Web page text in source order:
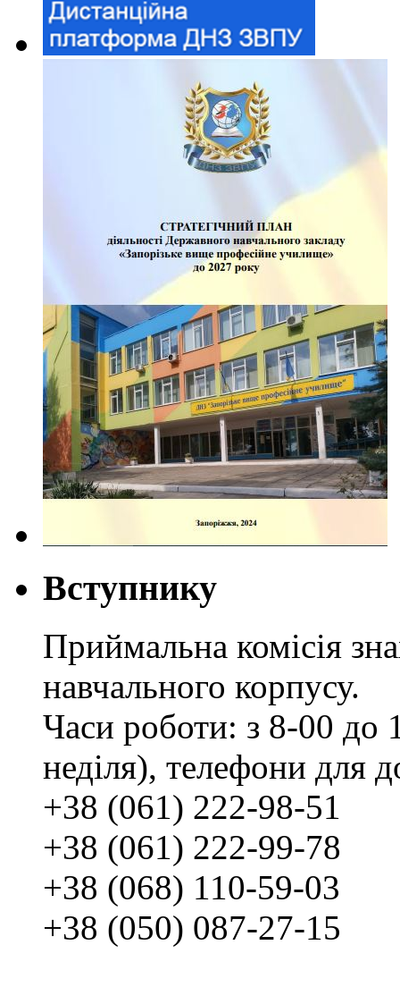
Вступнику
Приймальна комісія
навчального корпусу.
Часи роботи: з 8-00 до
неділя), телефони для
+38 (061) 222-98-51
+38 (061) 222-99-78
+38 (068) 110-59-03
+38 (050) 087-27-15